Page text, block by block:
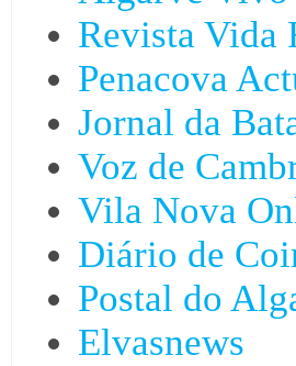
Revista Vida
Penacova
Jornal da
Voz de
Vila Nova
Diário de
Postal do
Elvasnews